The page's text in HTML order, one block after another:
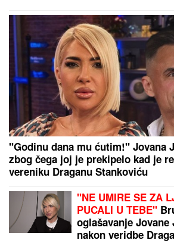
"Godinu dana mu ćutim!" Jovana
zbog čega joj je prekipelo kad je
vereniku Draganu Stankoviću
"NE UMIRE SE ZA
PUCALI U TEBE"
oglašavanje Jovane
nakon veridbe